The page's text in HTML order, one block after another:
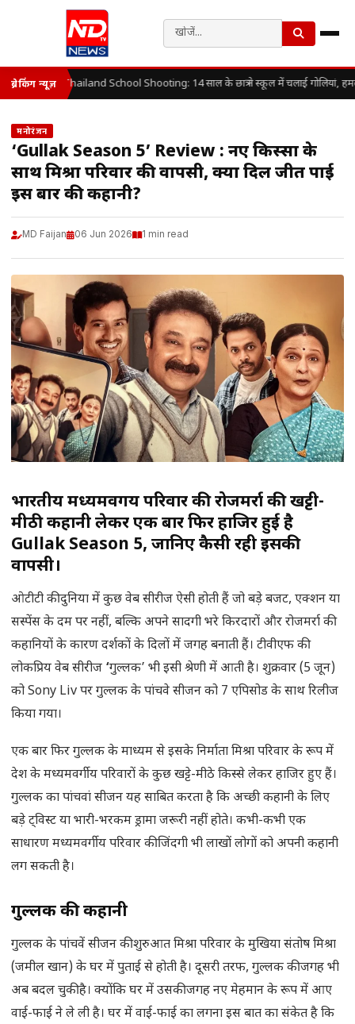
ब्रेकिंग न्यूज़ Thailand School Shooting: 14 साल के छात्र ने स्कूल में चलाई गोलियां,
मनोरंजन
‘Gullak Season 5’ Review : नए किस्सों के
साथ मिश्रा परिवार की वापसी, क्या दिल जीत पाई
इस बार की कहानी?
MD Faijan 06 Jun 2026 1 min read
भारतीय मध्यमवर्गीय परिवार की रोजमर्रा की खट्टी-
मीठी कहानी लेकर एक बार फिर हाजिर हुई है
Gullak Season 5, जानिए कैसी रही इसकी
वापसी।
ओटीटी की दुनिया में कुछ वेब सीरीज ऐसी होती हैं जो बड़े बजट, एक्शन या
सस्पेंस के दम पर नहीं, बल्कि अपने सादगी भरे किरदारों और रोजमर्रा की
कहानियों के कारण दर्शकों के दिलों में जगह बनाती हैं। टीवीएफ की
लोकप्रिय वेब सीरीज ‘गुल्लक’ भी इसी श्रेणी में आती है। शुक्रवार (5 जून)
को Sony Liv पर गुल्लक के पांचवे सीजन को 7 एपिसोड के साथ रिलीज
किया गया।
एक बार फिर गुल्लक के माध्यम से इसके निर्माता मिश्रा परिवार के रूप में
देश के मध्यमवर्गीय परिवारों के कुछ खट्टे-मीठे किस्से लेकर हाजिर हुए हैं।
गुल्लक का पांचवां सीजन यह साबित करता है कि अच्छी कहानी के लिए
बड़े ट्विस्ट या भारी-भरकम ड्रामा जरूरी नहीं होते। कभी-कभी एक
साधारण मध्यमवर्गीय परिवार की जिंदगी भी लाखों लोगों को अपनी कहानी
लग सकती है।
गुल्लक की कहानी
गुल्लक के पांचवें सीजन की शुरुआत मिश्रा परिवार के मुखिया संतोष मिश्रा
(जमील खान) के घर में पुताई से होती है। दूसरी तरफ, गुल्लक की जगह भी
अब बदल चुकी है। क्योंकि घर में उसकी जगह नए मेहमान के रूप में आए
वाई-फाई ने ले ली है। घर में वाई-फाई का लगना इस बात का संकेत है कि